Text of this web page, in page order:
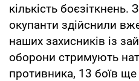
кількість боєзіткнень.
окупанти здійснили
наших захисників із
оборони стримують
противника, 13 боїв